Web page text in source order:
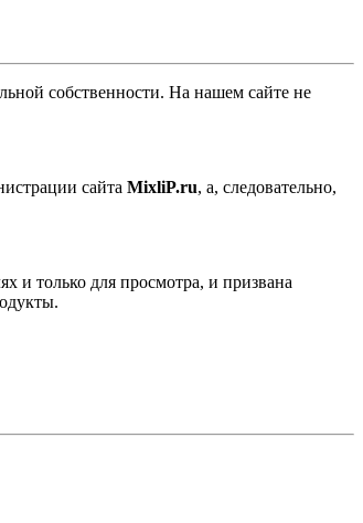
собственности. На нашем сайте не
сайта MixliP.ru, а, следовательно,
и только для просмотра, и призвана